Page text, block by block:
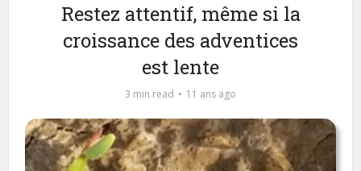
Restez attentif, même si la
croissance des adventices
est lente
3 min read 11 ans ago